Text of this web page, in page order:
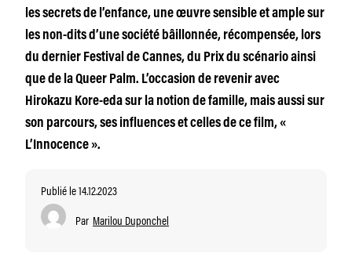
les secrets de l’enfance, une œuvre sensible et ample sur
les non-dits d’une société bâillonnée, récompensée, lors
du dernier Festival de Cannes, du Prix du scénario ainsi
que de la Queer Palm. L’occasion de revenir avec
Hirokazu Kore-eda sur la notion de famille, mais aussi sur
son parcours, ses influences et celles de ce film, «
L’Innocence ».
Publié le 14.12.2023
Par Marilou Duponchel